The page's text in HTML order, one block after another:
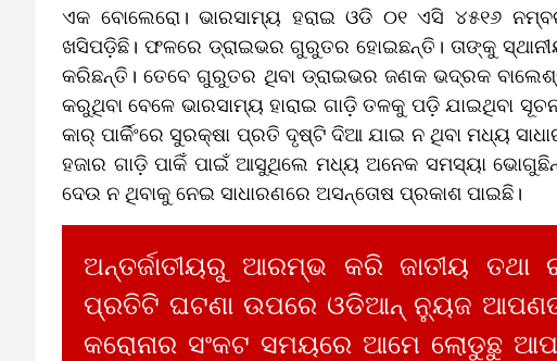
ଏକ ବୋଲେରୋ। ଭାରସାମ୍ୟ ହରାଇ ଓଡି ୦୧ ଏସି ୪୫୧୬
ଖସିପଡ଼ିଛି। ଫଳରେ ଡ୍ରାଇଭର ଗୁରୁତର ହୋଇଛନ୍ତି। ତାଙ୍କୁ
କରିଛନ୍ତି। ତେବେ ଗୁରୁତର ଥିବା ଡ୍ରାଇଭର ଜଣକ ଭଦ୍ରକ
କରୁଥିବା ବେଳେ ଭାରସାମ୍ୟ ହାରାଇ ଗାଡ଼ି ତଳକୁ ପଡ଼ି ଯାଇଥିବା
କାର୍ ପାର୍କିଂରେ ସୁରକ୍ଷା ପ୍ରତି ଦୃଷ୍ଟି ଦିଆ ଯାଇ ନ ଥିବା ମଧ୍ୟ
ହଜାର ଗାଡ଼ି ପାକିଁ ପାଇଁ ଆସୁଥିଲେ ମଧ୍ୟ ଅନେକ ସମସ୍ୟା
ଦେଉ ନ ଥିବାକୁ ନେଇ ସାଧାରଣରେ ଅସନ୍ତୋଷ ପ୍ରକାଶ ପାଇଛି।
ଅନ୍ତର୍ଜାତୀୟରୁ ଆରମ୍ଭ କରି ଜାତୀୟ
ପ୍ରତିଟି ଘଟଣା ଉପରେ ଓଡିଆନ୍ ନ୍ୟୁଜ
କରୋନାର ସଂକଟ ସମୟରେ ଆମେ ଲୋଡୁଛୁ